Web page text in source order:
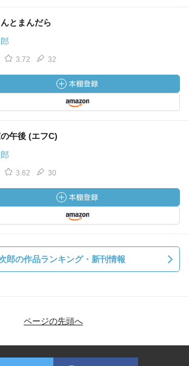
とまんだら
3.72 32
午後 (エフC)
3.62 30
郎の作品ランキング・新刊情報
ページの先頭へ